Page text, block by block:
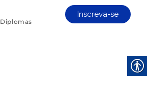
Diplomas
Inscreva-se